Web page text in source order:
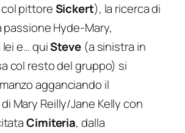
pittoreSickert), la ricerca di
passione Hyde-Mary,
lei e… quiSteve(a sinistra in
col resto del gruppo) si
agganciando il
Mary Reilly/Jane Kelly con
Cimiteria, dalla